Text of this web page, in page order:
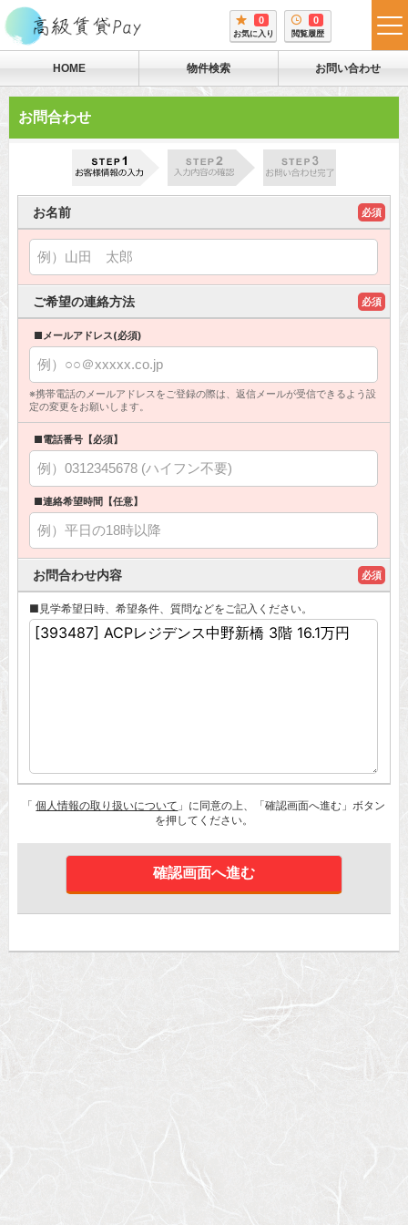
0
お気に入り
0
閲覧履歴
HOME 物件検索 お問い合わせ
お問合わせ
お名前 必須
ご希望の連絡方法 必須
■メールアドレス(必須)
※携帯電話のメールアドレスをご登録の際は、返信メールが受信できるよう設
定の変更をお願いします。
■電話番号【必須】
■連絡希望時間【任意】
お問合わせ内容 必須
■見学希望日時、希望条件、質問などをご記入ください。
「個人情報の取り扱いについて 」に同意の上、「確認画面へ進む」ボタン
を押してください。